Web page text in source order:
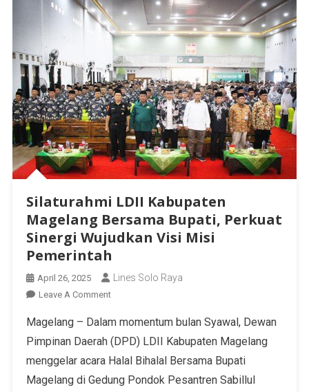
Silaturahmi LDII Kabupaten
Magelang Bersama Bupati, Perkuat
Sinergi Wujudkan Visi Misi
Pemerintah
April 26, 2025 Lines Solo Raya
Leave A Comment
Magelang – Dalam momentum bulan Syawal, Dewan
Pimpinan Daerah (DPD) LDII Kabupaten Magelang
menggelar acara Halal Bihalal Bersama Bupati
Magelang di Gedung Pondok Pesantren Sabillul